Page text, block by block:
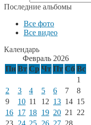
Последние альбомы
Все фото
Все видео
Календарь
Февраль 2026
Пн Вт Ср Чт Пт Сб Вс
1
2
3 4 5 6 7
8
9
10 11 12 13 14 15
16 17 18 19 20 21
22
23 24 25 26 27 28